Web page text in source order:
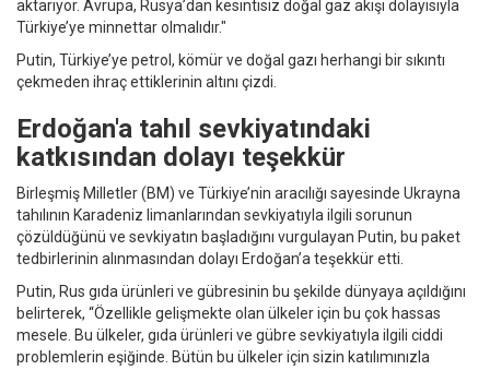
aktarıyor. Avrupa, Rusya’dan kesintisiz doğal gaz akışı dolayısıyla
Türkiye’ye minnettar olmalıdır."
Putin, Türkiye’ye petrol, kömür ve doğal gazı herhangi bir sıkıntı
çekmeden ihraç ettiklerinin altını çizdi.
Erdoğan'a tahıl sevkiyatındaki
katkısından dolayı teşekkür
Birleşmiş Milletler (BM) ve Türkiye’nin aracılığı sayesinde Ukrayna
tahılının Karadeniz limanlarından sevkiyatıyla ilgili sorunun
çözüldüğünü ve sevkiyatın başladığını vurgulayan Putin, bu paket
tedbirlerinin alınmasından dolayı Erdoğan’a teşekkür etti.
Putin, Rus gıda ürünleri ve gübresinin bu şekilde dünyaya açıldığını
belirterek, “Özellikle gelişmekte olan ülkeler için bu çok hassas
mesele. Bu ülkeler, gıda ürünleri ve gübre sevkiyatıyla ilgili ciddi
problemlerin eşiğinde. Bütün bu ülkeler için sizin katılımınızla